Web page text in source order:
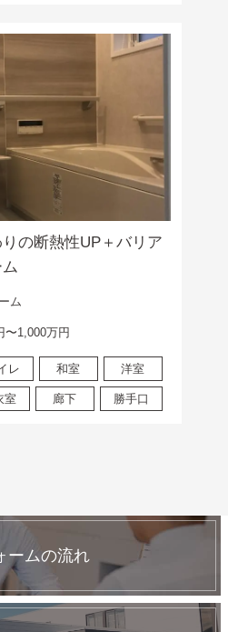
りの断熱性UP＋バリア
ム
〜1,000万円
レ 和室 洋室
室 廊下 勝手口
ームの流れ